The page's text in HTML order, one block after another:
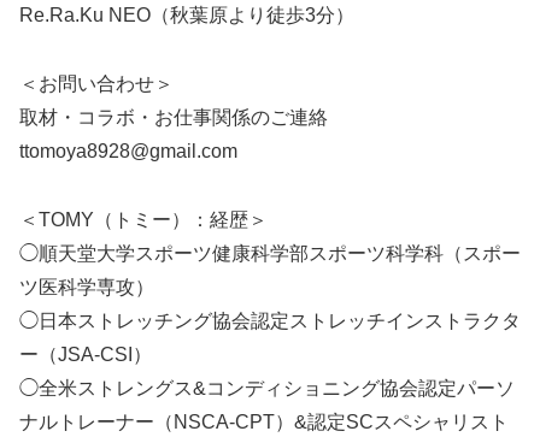
Re.Ra.Ku NEO（秋葉原より徒歩3分）
＜お問い合わせ＞
取材・コラボ・お仕事関係のご連絡
ttomoya8928@gmail.com
＜TOMY（トミー）：経歴＞
◯順天堂大学スポーツ健康科学部スポーツ科学科（スポー
ツ医科学専攻）
◯日本ストレッチング協会認定ストレッチインストラクタ
ー（JSA-CSI）
◯全米ストレングス&コンディショニング協会認定パーソ
ナルトレーナー（NSCA-CPT）&認定SCスペシャリスト